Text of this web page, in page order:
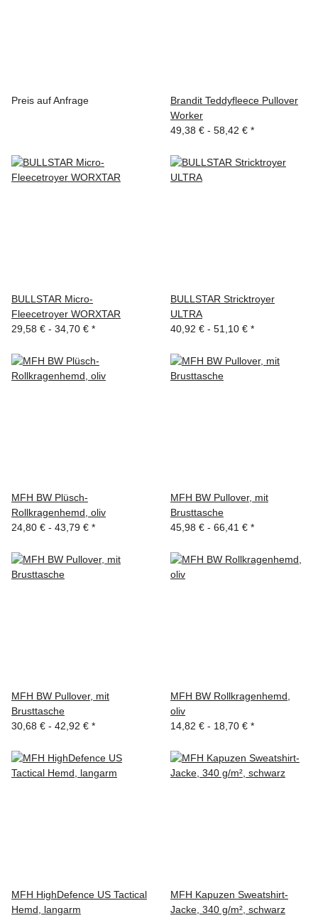
Preis auf Anfrage
Brandit Teddyfleece Pullover
Worker
49,38 € - 58,42 € *
BULLSTAR Micro-
Fleecetroyer WORXTAR
29,58 € - 34,70 € *
BULLSTAR Stricktroyer
ULTRA
40,92 € - 51,10 € *
MFH BW Plüsch-
Rollkragenhemd, oliv
24,80 € - 43,79 € *
MFH BW Pullover, mit
Brusttasche
45,98 € - 66,41 € *
MFH BW Pullover, mit
Brusttasche
30,68 € - 42,92 € *
MFH BW Rollkragenhemd,
oliv
14,82 € - 18,70 € *
MFH HighDefence US Tactical
Hemd, langarm
MFH Kapuzen Sweatshirt-
Jacke, 340 g/m², schwarz